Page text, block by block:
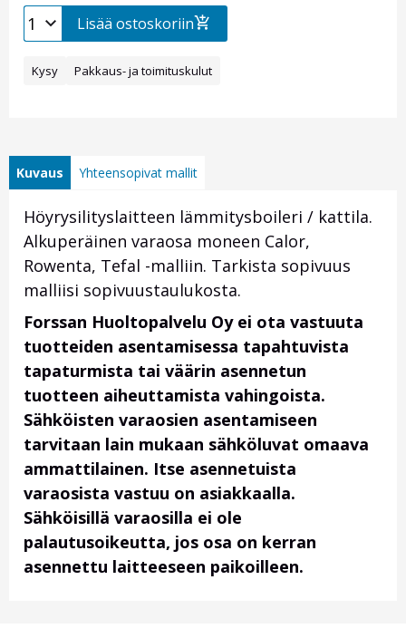
Lisää ostoskoriin
Kysy Pakkaus- ja toimituskulut
Kuvaus Yhteensopivat mallit
Höyrysilityslaitteen lämmitysboileri / kattila.
Alkuperäinen varaosa moneen Calor,
Rowenta, Tefal -malliin. Tarkista sopivuus
malliisi sopivuustaulukosta.
Forssan Huoltopalvelu Oy ei ota vastuuta
tuotteiden asentamisessa tapahtuvista
tapaturmista tai väärin asennetun
tuotteen aiheuttamista vahingoista.
Sähköisten varaosien asentamiseen
tarvitaan lain mukaan sähköluvat omaava
ammattilainen. Itse asennetuista
varaosista vastuu on asiakkaalla.
Sähköisillä varaosilla ei ole
palautusoikeutta, jos osa on kerran
asennettu laitteeseen paikoilleen.